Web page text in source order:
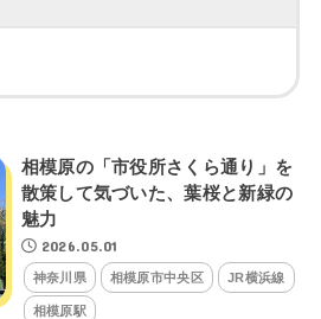
相模原の「市役所さくら通り」を
散策して気づいた、葉桜と新緑の
魅力
2026.05.01
神奈川県 相模原市中央区 JR横浜線
相模原駅